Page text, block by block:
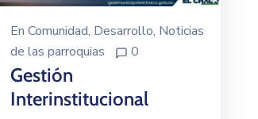
En Comunidad‚ Desarrollo‚ Noticias
de las parroquias
0
Gestión
Interinstitucional